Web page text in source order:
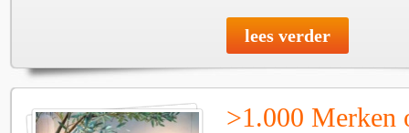
lees verder
>1.000 Merken